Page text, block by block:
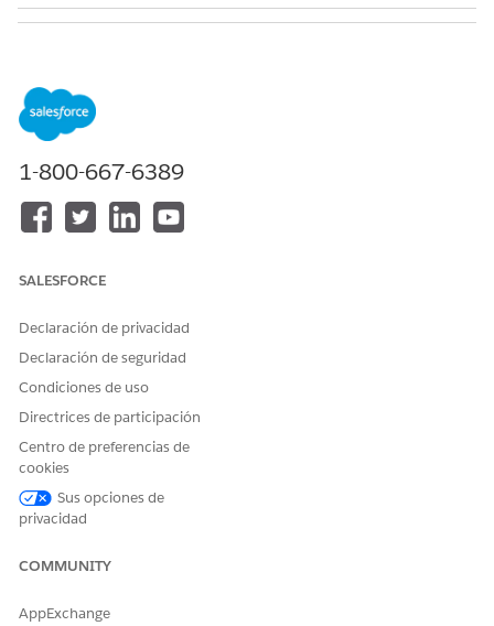
To review the request:
When you’re done reviewing the request, click
record is created for the authorization request.
¡Háganos saber cómo podemos mejorar!
1-800-667-6389
SALESFORCE
Declaración de privacidad
Declaración de seguridad
Condiciones de uso
Directrices de participación
Centro de preferencias de
cookies
Sus opciones de
privacidad
COMMUNITY
AppExchange